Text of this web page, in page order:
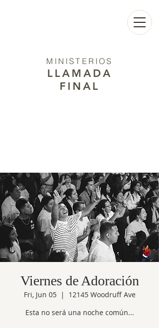
MINISTERIOS
LLAMADA
FINAL
Viernes de Adoración
Fri, Jun 05
  |
12145 Woodruff Ave
Esta no será una noche común...